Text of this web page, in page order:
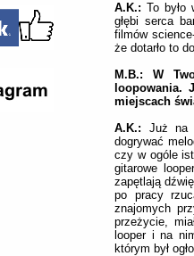
A.K.: To było
głębi serca
filmów
że dotarło to
M.B.: W
loopowania.
miejscach
A.K.: Już na
dogrywać
czy w ogóle
gitarowe
zapętlają
po pracy
znajomych
przeżycie,
looper i na
którym był